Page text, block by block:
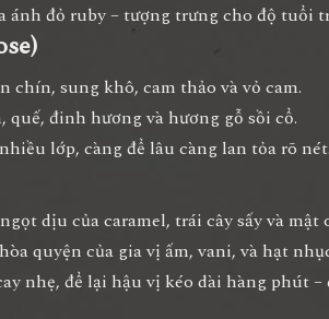
ánh đỏ ruby– tượng trưng cho độ tuổi
chín, sung khô, cam thảo và vỏ cam.
quế, đinh hương và hương gỗ sồi cổ.
lớp, càng để lâu càng lan tỏa rõ nét.
dịu của caramel, trái cây sấy và mật
quyện của gia vị ấm, vani, và hạt
nhẹ, để lại hậu vị kéo dài hàng phút –